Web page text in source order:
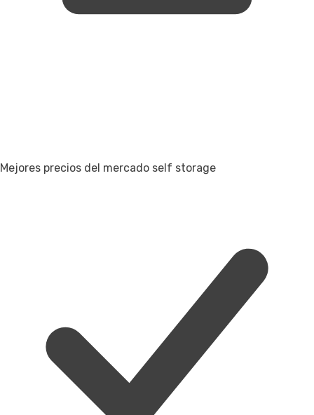
Mejores precios del mercado self storage